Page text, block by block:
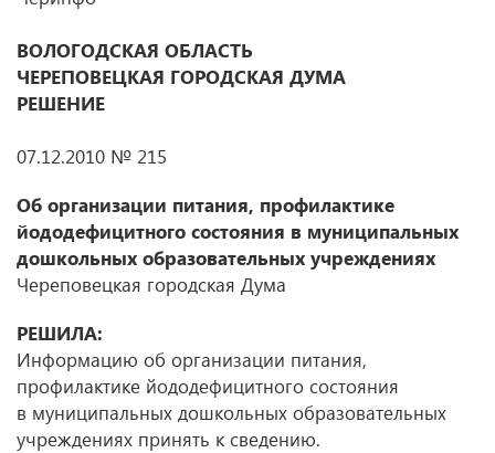
ВОЛОГОДСКАЯ ОБЛАСТЬ
ЧЕРЕПОВЕЦКАЯ ГОРОДСКАЯ ДУМА
РЕШЕНИЕ
07.12.2010 № 215
Об организации питания, профилактике
йододефицитного состояния в муниципальных
дошкольных образовательных учреждениях
Череповецкая городская Дума
РЕШИЛА:
Информацию об организации питания,
профилактике йододефицитного состояния
в муниципальных дошкольных образовательных
учреждениях принять к сведению.